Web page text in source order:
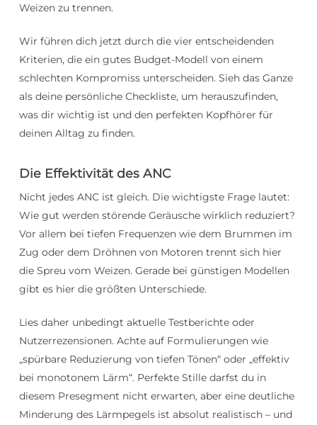
Weizen zu trennen.
Wir führen dich jetzt durch die vier entscheidenden
Kriterien, die ein gutes Budget-Modell von einem
schlechten Kompromiss unterscheiden. Sieh das Ganze
als deine persönliche Checkliste, um herauszufinden,
was dir wichtig ist und den perfekten Kopfhörer für
deinen Alltag zu finden.
Die Effektivität des ANC
Nicht jedes ANC ist gleich. Die wichtigste Frage lautet:
Wie gut werden störende Geräusche wirklich reduziert?
Vor allem bei tiefen Frequenzen wie dem Brummen im
Zug oder dem Dröhnen von Motoren trennt sich hier
die Spreu vom Weizen. Gerade bei günstigen Modellen
gibt es hier die größten Unterschiede.
Lies daher unbedingt aktuelle Testberichte oder
Nutzerrezensionen. Achte auf Formulierungen wie
„spürbare Reduzierung von tiefen Tönen“ oder „effektiv
bei monotonem Lärm“. Perfekte Stille darfst du in
diesem Presegment nicht erwarten, aber eine deutliche
Minderung des Lärmpegels ist absolut realistisch – und